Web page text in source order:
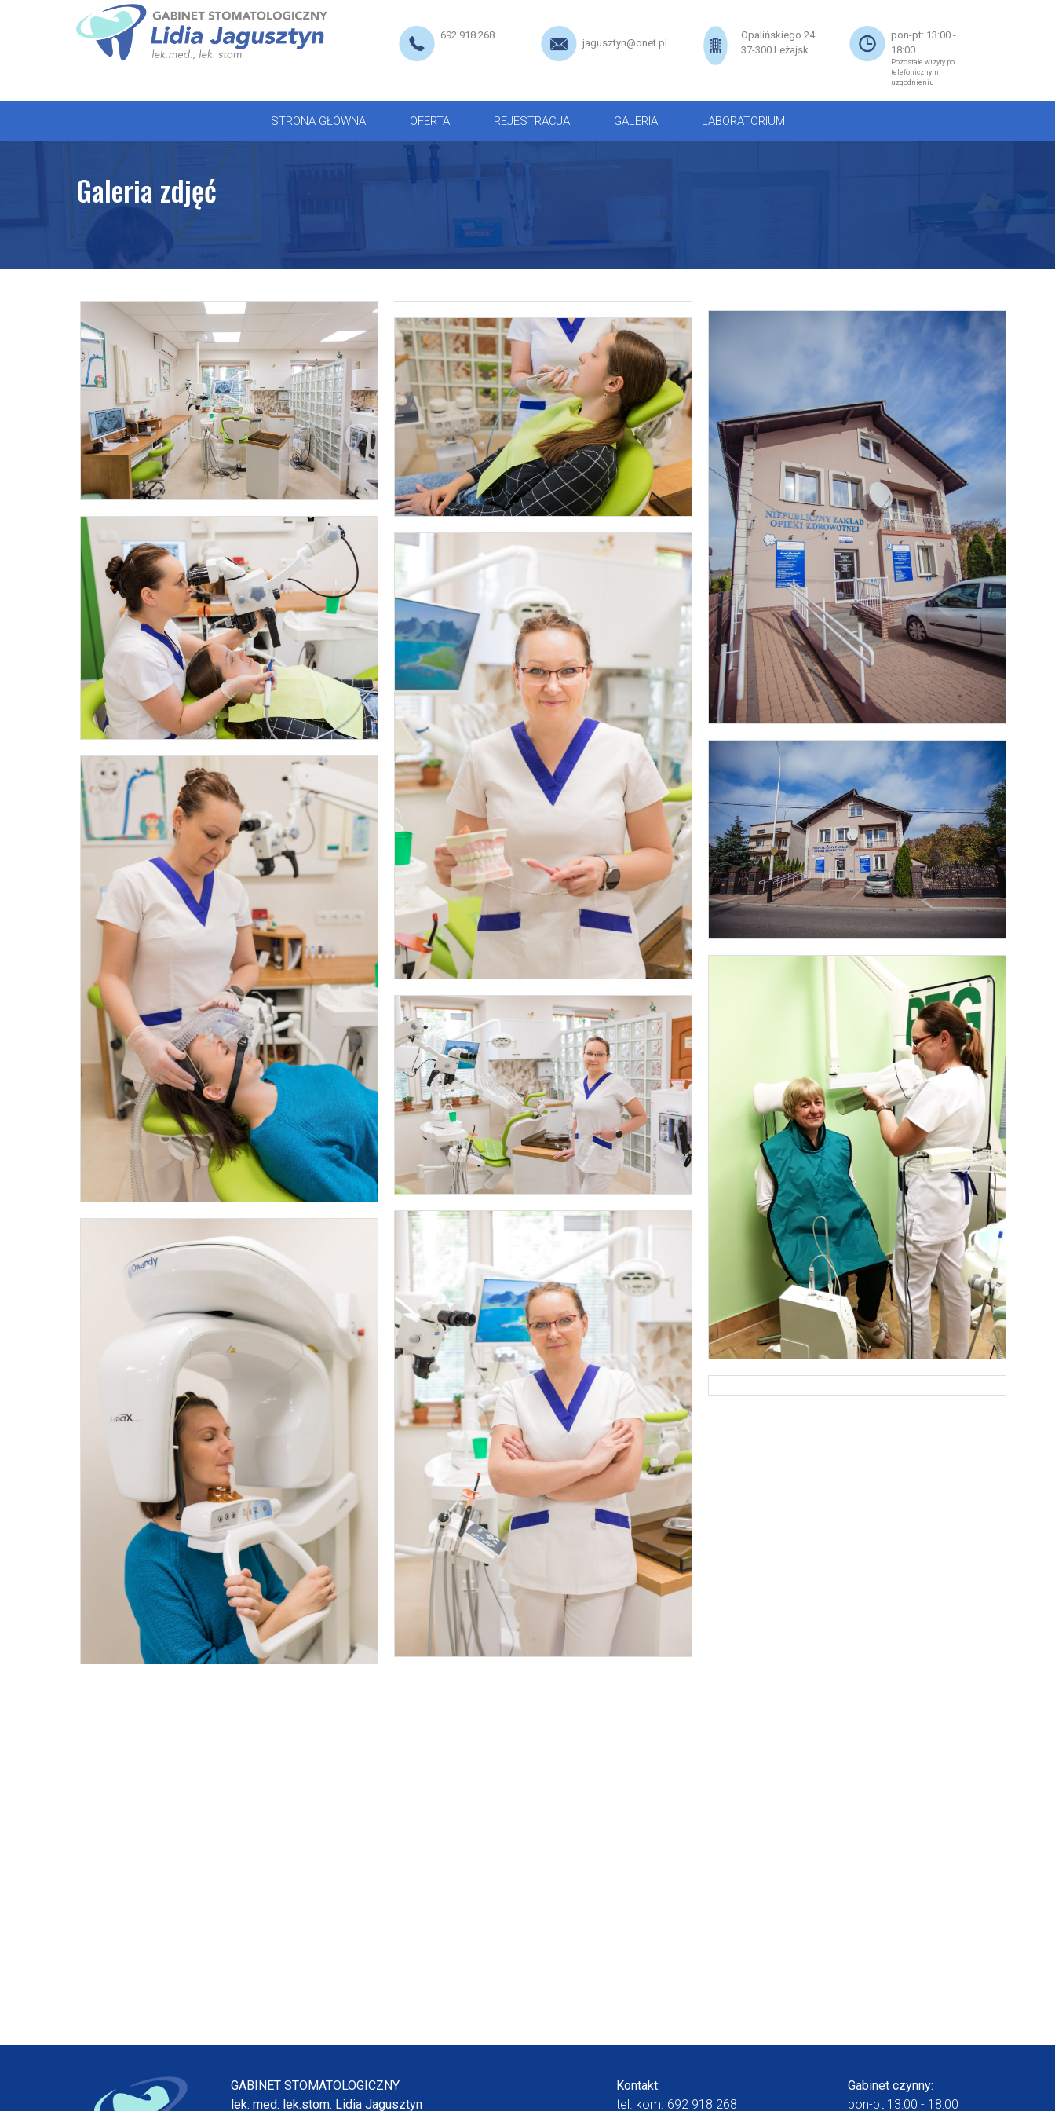
692 918 268
jagusztyn@onet.pl
Opalińskiego 24
37-300 Leżajsk
pon-pt: 13:00 -
18:00
Pozostałe wizyty po
telefonicznym
uzgodnieniu
STRONA GŁÓWNA OFERTA REJESTRACJA GALERIA LABORATORIUM
STRONA GŁÓWNA
GALERIAGaleria zdjęć
GABINET STOMATOLOGICZNY
lek. med. lek.stom. Lidia Jagusztyn
Kontakt:
tel. kom. 692 918 268
Gabinet czynny:
pon-pt 13:00 - 18:00